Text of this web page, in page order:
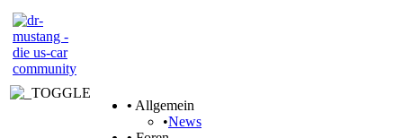
• Allgemein
•News